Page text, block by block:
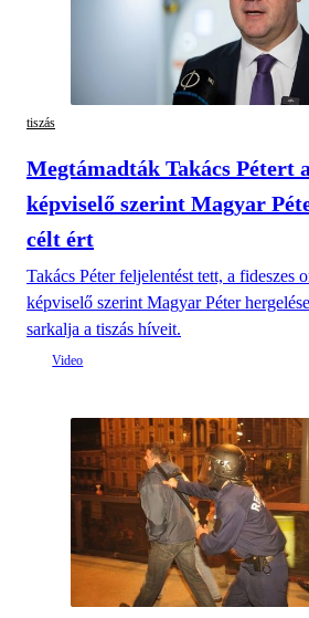
tiszás
Megtámadták Takács Pétert
képviselő szerint Magyar
célt ért
Takács Péter feljelentést tett, a fideszes
képviselő szerint Magyar Péter
sarkalja a tiszás híveit.